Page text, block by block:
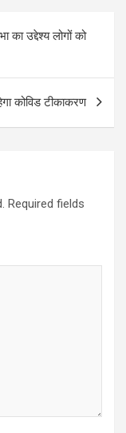
का उद्देश्य लोगों को
कोविड टीकाकरण
Required fields